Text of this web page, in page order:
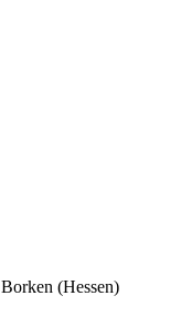
Borken (Hessen)